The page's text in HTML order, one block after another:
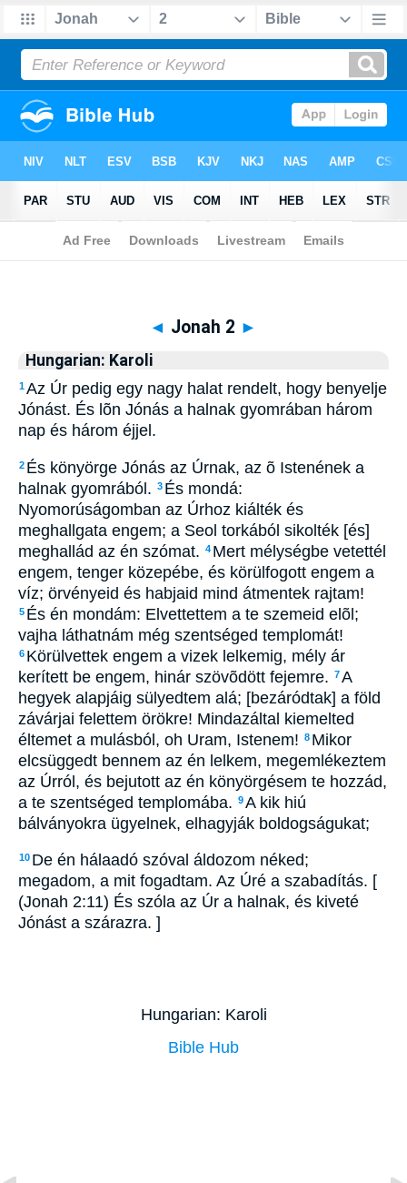
Biblia>Hungarian: Karoli > Jonah 2
◄ Jonah 2 ►
Hungarian: Karoli
1Az Úr pedig egy nagy halat rendelt, hogy benyelje
Jónást. És lõn Jónás a halnak gyomrában három
nap és három éjjel.
2 És könyörge Jónás az Úrnak, az õ Istenének a
halnak gyomrából. 3 És mondá:
Nyomorúságomban az Úrhoz kiálték és
meghallgata engem; a Seol torkából sikolték [és]
meghallád az én szómat. 4 Mert mélységbe vetettél
engem, tenger közepébe, és körülfogott engem a
víz; örvényeid és habjaid mind átmentek rajtam!
5 És én mondám: Elvettettem a te szemeid elõl;
vajha láthatnám még szentséged templomát!
6 Körülvettek engem a vizek lelkemig, mély ár
kerített be engem, hinár szövõdött fejemre. 7A
hegyek alapjáig sülyedtem alá; [bezáródtak] a föld
závárjai felettem örökre! Mindazáltal kiemelted
éltemet a mulásból, oh Uram, Istenem! 8 Mikor
elcsüggedt bennem az én lelkem, megemlékeztem
az Úrról, és bejutott az én könyörgésem te hozzád,
a te szentséged templomába. 9A kik hiú
bálványokra ügyelnek, elhagyják boldogságukat;
10 De én hálaadó szóval áldozom néked;
megadom, a mit fogadtam. Az Úré a szabadítás. [
(Jonah 2:11) És szóla az Úr a halnak, és kiveté
Jónást a szárazra. ]
Hungarian: Karoli
Bible Hub